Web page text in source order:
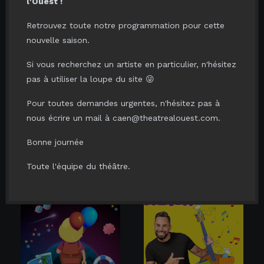
Tarif enfant (jusqu'à 14
ans) : 10,00 €
Tarif billet famille (2 adultes/2
enfants) : 40,00 €
AJOUTER AU PANIER
Places disponibles
THÉÂTRE À L’OUEST D'AURAY
Tarif adulte : 12,00 €
Tarif enfant (jusqu'à 14
ans) : 10,00 €
ans.
Elu "Meilleur Spectacle Jeune
Public" aux Avignon Awards
Durée 1h
VOUS AIMERIEZ AUSSI...
Retrouvez toute notre programmation pour cette
nouvelle saison.
Si vous recherchez un artiste en particulier, n'hésitez
pas à utiliser la loupe du site 😜
Pour toutes demandes urgentes, n'hésitez pas à
nous écrire un mail à caen@theatrealouest.com.
Bonne journée
Toute l'équipe du théâtre.